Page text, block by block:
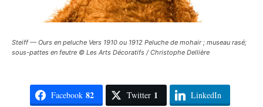
Steiff — Ours en peluche Vers 1910 ou 1912 Peluche de mohair ; museau rasé;
sous-pattes en feutre © Les Arts Décoratifs / Christophe Dellière
Facebook 82 Twitter 1 LinkedIn